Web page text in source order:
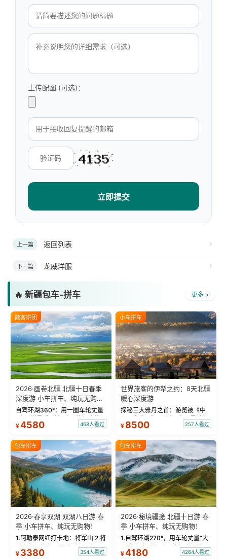
上传配图 (可选)：
立即提交
上一篇 返回列表
下一篇 龙威洋服
🔥 新疆包车-拼车 更多 >
散客拼团
2026·画卷北疆 北疆十日春季
深度游 小车拼车、纯玩无购
物！
自驾环湖360°：用一圈车轮丈量
“大西洋最后一滴眼泪”的极致蔚
蓝。 赛湖旅拍：甄选多款风格服
绝美瞬间。 赛湖坦克300跟车视
频：专业摄影师...
¥4580 468人看过
小车拼车
世界旅客的伊犁之约：8天北疆
暖心深度游
探秘三大雅丹之首：游览被《中
国国家地理》评选为“中国最美的
三大雅丹”第一名的克拉玛依魔鬼
瓦人最大村落——禾木村，欣赏
晨雾与小木...
¥ 8500 257人看过
包车拼车
2026·春享双湖 双湖八日游 春
季 小车拼车、纯玩无购物！
1.阿勒泰网红打卡地：将军山 2.将
军山落日缆车，体验雪都风光 3.
将军山，夕阳派对，蹦迪party 4.
¥ 3380 354人看过
包车拼车
2026·秘境疆途 北疆十日游 春
季 小车拼车、纯玩无购物！
1.自驾环湖270°，用车轮丈量“大
西洋最后一滴眼泪”的极致蔚蓝，
让雪山、花海与深邃湖水在转弯
¥4180 4264人看过